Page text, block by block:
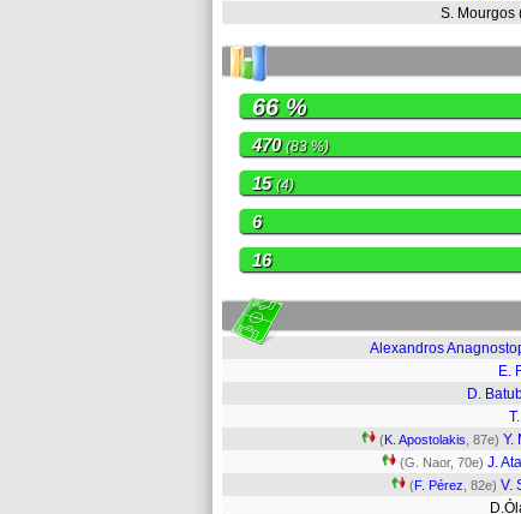
S. Mourgos
66 %
470(83 %)
15(4)
6
16
Alexandros
E.
D.
(K. Apostolakis , 87e) Y.
(G. Naor, 70e) J.
(F. Pérez , 82e) V.